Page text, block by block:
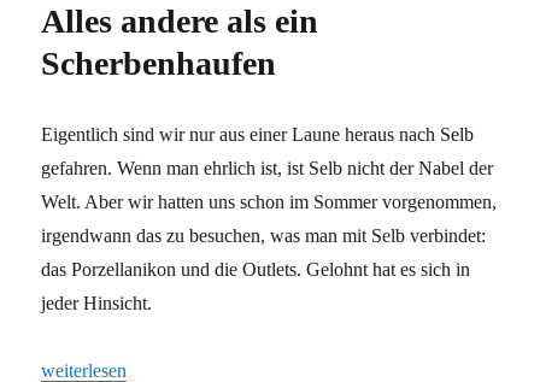
Alles andere als ein
Scherbenhaufen
Eigentlich sind wir nur aus einer Laune heraus nach Selb
gefahren. Wenn man ehrlich ist, ist Selb nicht der Nabel der
Welt. Aber wir hatten uns schon im Sommer vorgenommen,
irgendwann das zu besuchen, was man mit Selb verbindet:
das Porzellanikon und die Outlets. Gelohnt hat es sich in
jeder Hinsicht.
„Alles andere als ein Scherbenhaufen“
weiterlesen